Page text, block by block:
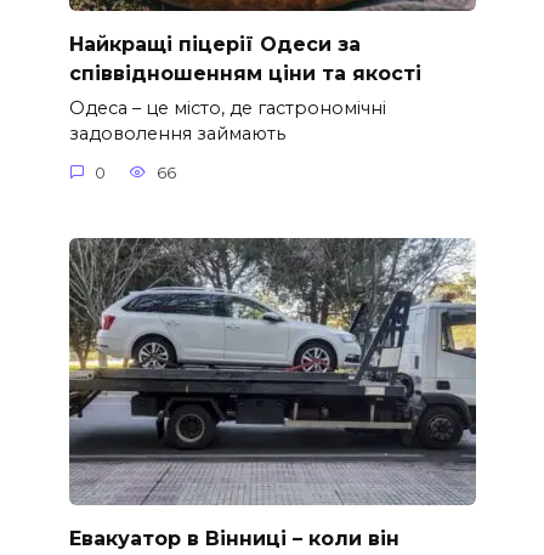
Найкращі піцерії Одеси за
співвідношенням ціни та якості
Одеса – це місто, де гастрономічні
задоволення займають
0 66
Евакуатор в Вінниці – коли він